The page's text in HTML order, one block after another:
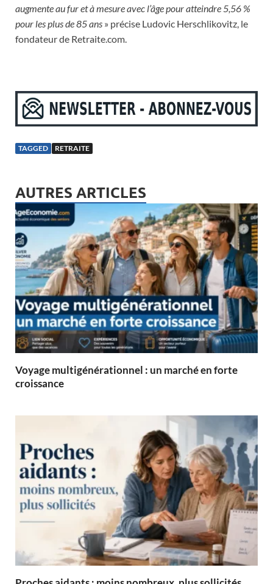
augmente au fur et à mesure avec l’âge pour atteindre 5,56 %
pour les plus de 85 ans » précise Ludovic Herschlikovitz, le
fondateur de Retraite.com.
TAGGED RETRAITE
AUTRES ARTICLES
Voyage multigénérationnel : un marché en forte
croissance